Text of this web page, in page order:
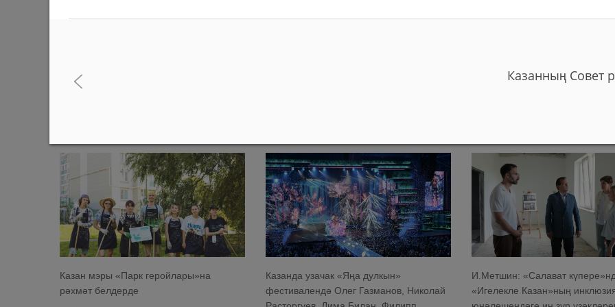
05/08/2026
тәрбиячесен билгеләделәр
Казан мэры «Парк геройлары»на
рәхмәт белдерде
Казанда узачак «Яңа дулкын»
фестивалендә Олег Газманов, Николай
И.Метшин: «Салават
«Игелекле Казан»ның
Казанның Совет